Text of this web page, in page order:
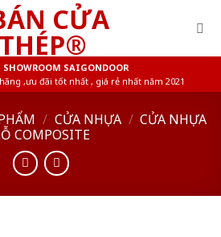
SHOWROOM SAIGONDOOR
,ưu đãi tốt nhất , giá rẻ nhất năm 2021
/ CỬA NHỰA / CỬA NHỰA
COMPOSITE